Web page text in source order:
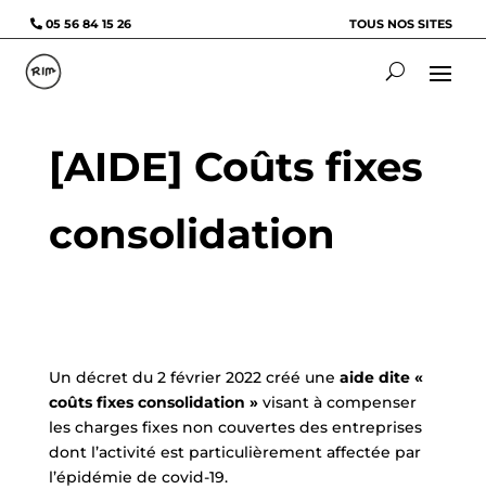
05 56 84 15 26 TOUS NOS SITES
[AIDE] Coûts fixes
consolidation
Un décret du 2 février 2022 créé une aide dite «
coûts fixes consolidation »visant à compenser
les charges fixes non couvertes des entreprises
dont l’activité est particulièrement affectée par
l’épidémie de covid-19.